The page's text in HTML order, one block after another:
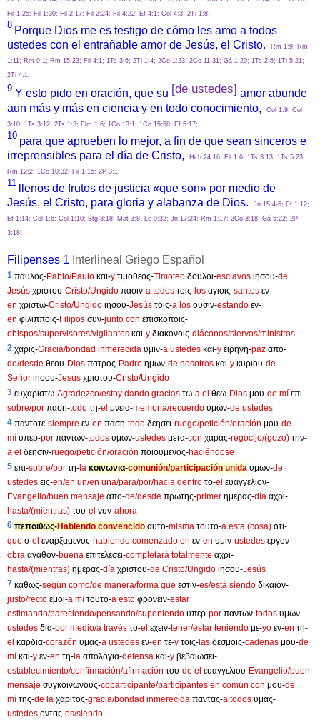
Fil 1:25; Fil 1:30; Fil 2:17; Fil 2:24; Fil 4:22; Ef 4:1; Col 4:3; 2Ti 1:8;
8 Porque Dios me es testigo de cómo les amo a todos
ustedes con el entrañable amor de Jesús, el Cristo.
Rm 1:9; Rm
1:11; Rm 9:1; Rm 15:23; Fil 4:1; 1Ts 3:6; 2Ti 1:4; 2Co 1:23; 2Co 11:31; Gá 1:20; 1Ts 2:5; 1Ti 5:21;
2Ti 4:1;
9 Y esto pido en oración, que su [de ustedes] amor abunde
aun más y más en ciencia y en todo conocimiento,
Col 1:9; Col
3:10; 1Ts 3:12; 2Ts 1:3; Flm 1:6; 1Co 13:1; 1Co 15:58; Ef 5:17;
10 para que aprueben lo mejor, a fin de que sean sinceros e
irreprensibles para el día de Cristo,
Hch 24:16; Fil 1:6; 1Ts 3:13; 1Ts 5:23;
Rm 12:2; 1Co 10:32; Fil 1:15; 2P 3:1;
11
llenos de frutos de justicia «que son» por medio de
Jesús, el Cristo, para gloria y alabanza de Dios.
Jn 15:4-5; Ef 1:12;
Ef 1:14; Col 1:6; Col 1:10; Stg 3:18; Mat 3:8; Lc 9:32; Jn 17:24; Rm 1:17; 2Co 3:18; Gá 5:22; 2P
3:18;
Filipenses 1 Interlineal Griego Español
1 παυλος-Pablo/Paulo και-y τιμοθεος-Timoteo δουλοι-esclavos ιησου-de
Jesús χριστου-Cristo/Ungido πασιν-a todos τοις- los αγιοις-santos εν-
en χριστω-Cristo/Ungido ιησου-Jesús τοις-a los ουσιν-estando εν-
en φιλιπποις-Filipos συν-junto con επισκοποις-
obispos/supervisores/vigilantes και-y διακονοις-diáconos/siervos/ministros
2 χαρις-Gracia/bondad inmerecida υμιν-a ustedes και-y ειρηνη-paz απο-
de/desde θεου-Dios πατρος-Padre ημων-de nosotros και-y κυριου-de
Señor ιησου-Jesús χριστου-Cristo/Ungido
3 ευχαριστω-Agradezco/estoy dando gracias τω-a el θεω-Dios μου-de mí επι-
sobre/por παση-todo τη-el μνεια-memoria/recuerdo υμων-de ustedes
4 παντοτε-siempre εν-en παση-todo δεησει-ruego/petición/oración μου-de
mí υπερ-por παντων-todos υμων-ustedes μετα-con χαρας-regocijo/(gozo) την-
a el δεησιν-ruego/petición/oración ποιουμενος-haciéndose
5 επι-sobre/por τη- la κοινωνια-comunión/participación unida υμων-de
ustedes εις-en/en un/en una/para/por/hacia dentro το-el ευαγγελιον-
Evangelio/buen mensaje απο-de/desde πρωτης-primer ημερας-día αχρι-
hasta/(mientras) του-el νυν-ahora
6 πεποιθως-Habiendo convencido αυτο-misma τουτο-a esta (cosa) οτι-
que ο-el εναρξαμενος-habiendo comenzado en εν-en υμιν-ustedes εργον-
obra αγαθον-buena επιτελεσει-completará totalmente αχρι-
hasta/(mientras) ημερας-día χριστου-de Cristo/Ungido ιησου-Jesús
7 καθως-según como/de manera/forma que εστιν-es/está siendo δικαιον-
justo/recto εμοι-a mí τουτο-a esto φρονειν-estar
estimando/pareciendo/pensando/suponiendo υπερ-por παντων-todos υμων-
ustedes δια-por medio/a través το-el εχειν-tener/estar teniendo με-yo εν-en τη-
el καρδια-corazón υμας-a ustedes εν-en τε-y τοις- las δεσμοις-cadenas μου-de
mí και-y εν-en τη- la απολογια-defensa και-y βεβαιωσει-
establecimiento/confirmación/afirmación του-de el ευαγγελιου-Evangelio/buen
mensaje συγκοινωνους-coparticipante/participantes en común con μου-de
mí της-de la χαριτος-gracia/bondad inmerecida παντας-a todos υμας-
ustedes οντας-es/siendo